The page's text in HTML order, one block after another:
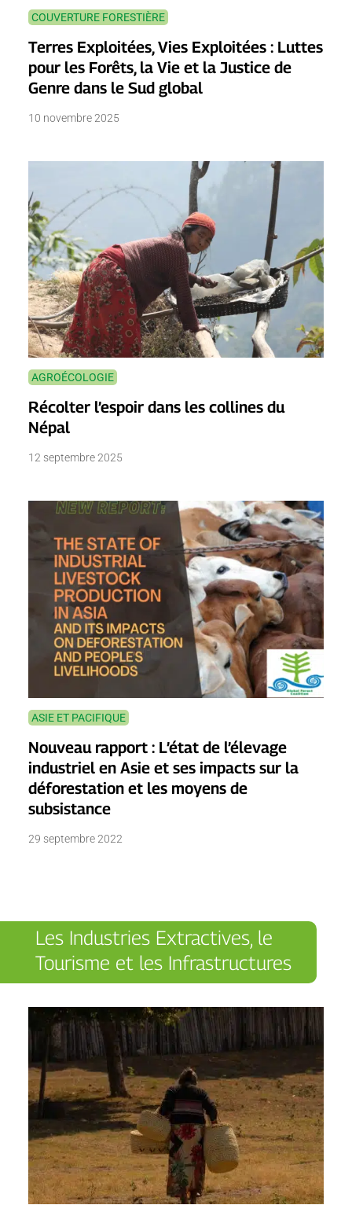
COUVERTURE FORESTIÈRE
Terres Exploitées, Vies Exploitées : Luttes
pour les Forêts, la Vie et la Justice de
Genre dans le Sud global
10 novembre 2025
AGROÉCOLOGIE
Récolter l’espoir dans les collines du
Népal
12 septembre 2025
ASIE ET PACIFIQUE
Nouveau rapport : L’état de l’élevage
industriel en Asie et ses impacts sur la
déforestation et les moyens de
subsistance
29 septembre 2022
Les Industries Extractives, le
Tourisme et les Infrastructures